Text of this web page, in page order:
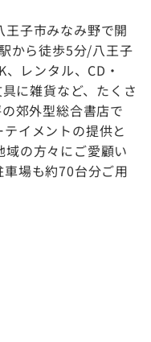
子市みなみ野で開
から徒歩5分/八王子
レンタル、CD・
に雑貨など、たくさ
郊外型総合書店で
イメントの提供と
の方々にご愛顧い
場も約70台分ご用